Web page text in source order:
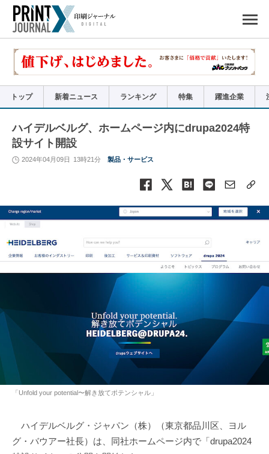
で
リ
トップ 新着ニュース ランキング 特集 躍進企業
ハイデルベルグ、ホームページ内にdrupa2024特
設サイト開設
2024年04月09日 13時21分 製品・サービス
「Unfold your potential〜解き放てポテンシャル」
ハイデルベルグ・ジャパン（株）（東京都品川区、ヨル
グ・バウアー社長）は、同社ホームページ内で「drupa2024